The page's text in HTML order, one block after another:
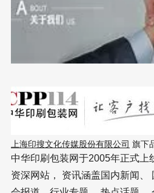
上海印搜文化传媒股份有限公司 旗下
中华印刷包装网于2005年正式上
资深网站， 资讯涵盖国内新闻、